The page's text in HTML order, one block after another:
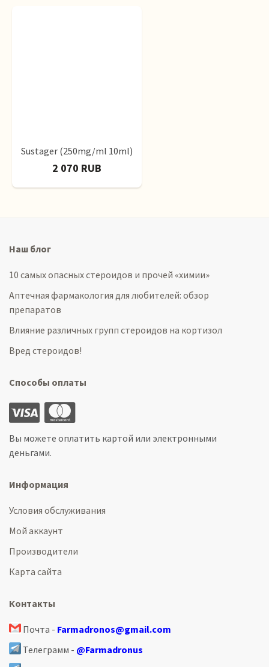
Sustager (250mg/ml 10ml)
2 070 RUB
Наш блог
10 самых опасных стероидов и прочей «химии»
Аптечная фармакология для любителей: обзор
препаратов
Влияние различных групп стероидов на кортизол
Вред стероидов!
Способы оплаты
Вы можете оплатить картой или электронными
деньгами.
Информация
Условия обслуживания
Мой аккаунт
Производители
Карта сайта
Контакты
Почта - Farmadronos@gmail.com
Телеграмм - @Farmadronus